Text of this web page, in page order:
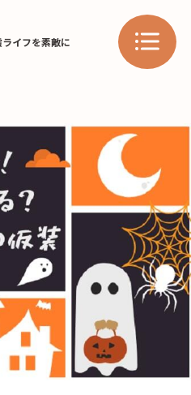
イフを素敵に
暮らし
学び・教育
HAREL
活用事例